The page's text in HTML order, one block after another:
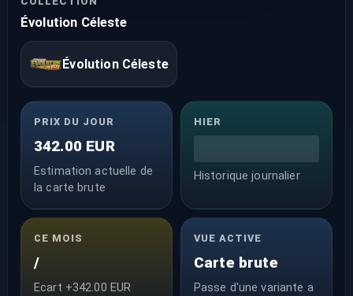
Évolution Céleste
Évolution Céleste
PRIX DU JOUR
342.00 EUR
Estimation actuelle de
la carte brute
HIER
Historique journalier
CE MOIS
/
Ecart +342.00 EUR
VUE ACTIVE
Carte brute
Passe d'une variante a